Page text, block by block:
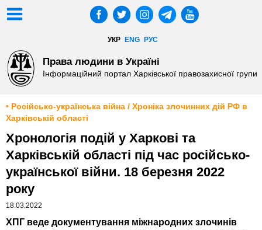
УКР ENG РУС
Права людини в Україні
Інформаційний портал Харківської правозахисної групи
• Російсько-українська війна / Хроніка злочинних дій РФ в
Харківській області
Хронологія подій у Харкові та
Харківській області під час російсько-
української війни. 18 березня 2022
року
18.03.2022
ХПГ веде документування міжнародних злочинів